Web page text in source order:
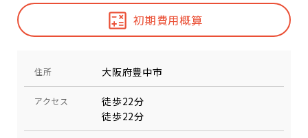
初期費用概算
住所 大阪府豊中市
アクセス
徒歩22分
徒歩22分